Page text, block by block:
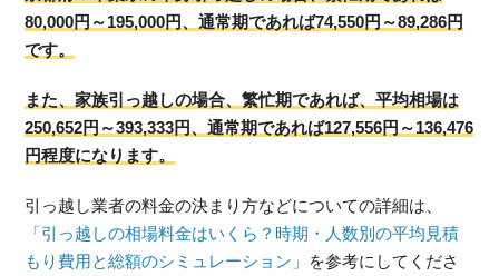
80,000円～195,000円、通常期であれば74,550円～89,286円
です。
また、家族引っ越しの場合、繁忙期であれば、平均相場は
250,652円～393,333円、通常期であれば127,556円～136,476
円程度になります。
引っ越し業者の料金の決まり方などについての詳細は、
「引っ越しの相場料金はいくら？時期・人数別の平均見積
もり費用と総額のシミュレーション」 を参考にしてくださ